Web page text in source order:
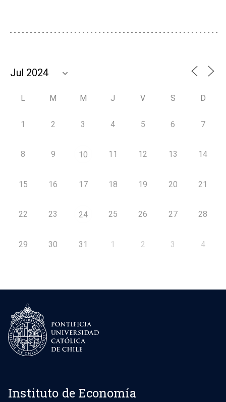
L M M J V S D
1 2 3 4 5 6 7
8 9 10 11 12 13 14
15 16 17 18 19 20 21
22 23 24 25 26 27 28
29 30 31 1 2 3 4
Instituto de Economía